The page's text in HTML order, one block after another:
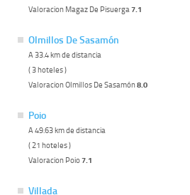
Valoracion Magaz De Pisuerga 7.1
Olmillos De Sasamón
A 33.4 km de distancia
( 3 hoteles )
Valoracion Olmillos De Sasamón8.0
Poio
A 49.63 km de distancia
( 21 hoteles )
Valoracion Poio7.1
Villada